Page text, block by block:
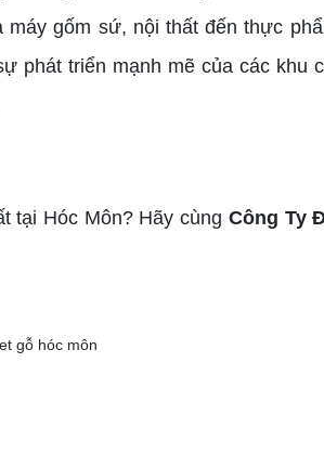
gốm sứ, nội thất đến thực
triển mạnh mẽ của các khu
tại Hóc Môn? Hãy cùng Công Ty